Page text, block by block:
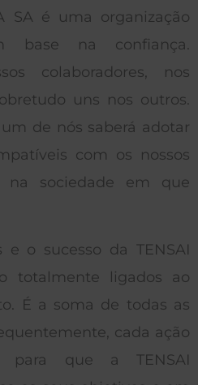
SA é uma organização
base na confiança.
colaboradores, nos
uns nos outros.
de nós saberá adotar
com os nossos
na sociedade em que
e o sucesso da TENSAI
totalmente ligados ao
É a soma de todas as
cada ação
para que a TENSAI